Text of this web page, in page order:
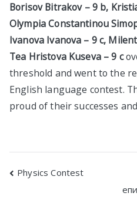
Borisov Bitrakov – 9 b,
Olympia Constantinou
Ivanova Ivanova – 9 c,
Теа Hristova Kuseva – 9 c
threshold and went to the
English language contest.
proud of their successes
Post
Physics Contest